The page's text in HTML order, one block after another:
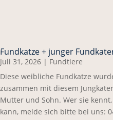
Fundkatze + junger
Juli 31, 2026 | Fundtiere
Diese weibliche Fundkatze
zusammen mit diesem
Mutter und Sohn. Wer sie
kann, melde sich bitte bei uns: